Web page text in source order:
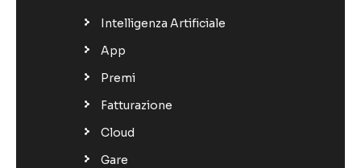
Intelligenza Artificiale
App
Premi
Fatturazione
Cloud
Gare